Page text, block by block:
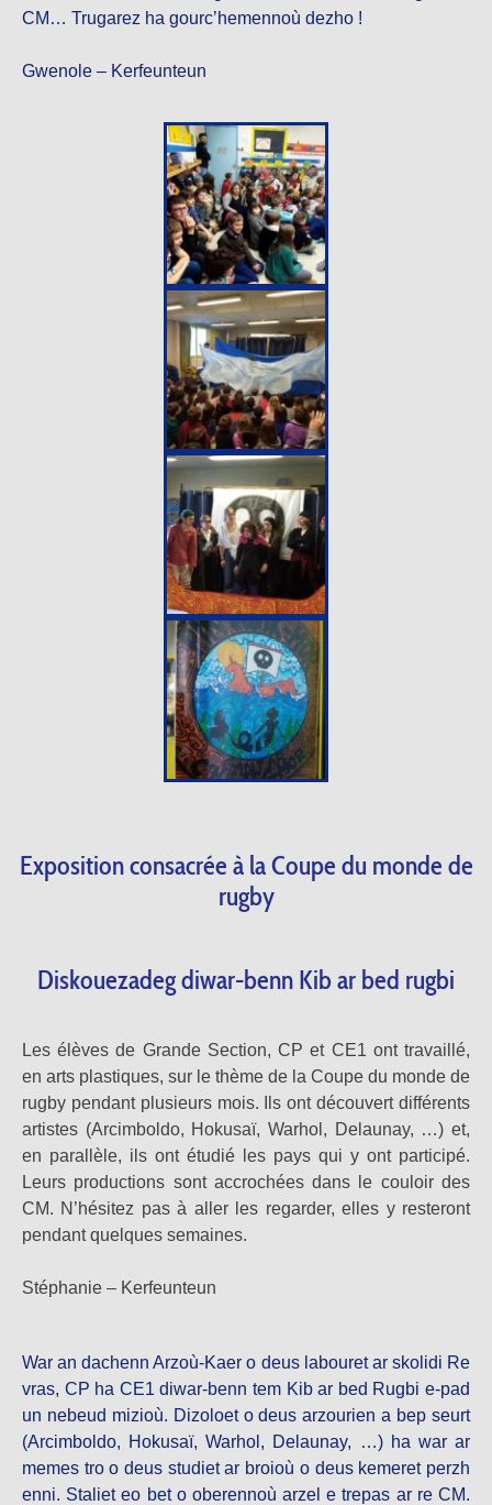
CM… Trugarez ha gourc’hemennoù dezho !
Gwenole – Kerfeunteun
Exposition consacrée à la Coupe du monde de
rugby
Diskouezadeg diwar-benn Kib ar bed rugbi
Les élèves de Grande Section, CP et CE1 ont travaillé,
en arts plastiques, sur le thème de la Coupe du monde de
rugby pendant plusieurs mois. Ils ont découvert différents
artistes (Arcimboldo, Hokusaï, Warhol, Delaunay, …) et,
en parallèle, ils ont étudié les pays qui y ont participé.
Leurs productions sont accrochées dans le couloir des
CM. N’hésitez pas à aller les regarder, elles y resteront
pendant quelques semaines.
Stéphanie – Kerfeunteun
War an dachenn Arzoù-Kaer o deus labouret ar skolidi Re
vras, CP ha CE1 diwar-benn tem Kib ar bed Rugbi e-pad
un nebeud mizioù. Dizoloet o deus arzourien a bep seurt
(Arcimboldo, Hokusaï, Warhol, Delaunay, …) ha war ar
memes tro o deus studiet ar broioù o deus kemeret perzh
enni. Staliet eo bet o oberennoù arzel e trepas ar re CM.